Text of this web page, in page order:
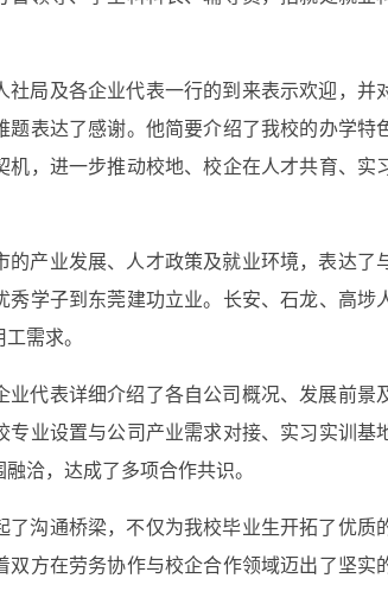
局及各企业代表一行的到来表示欢迎 ， 并
题表达了感谢。 他简要介绍了我校的办学特
，进一步推动校地、校企在人才共育、实
的产业发展、人才政策及就业环境，表达了
秀学子到东莞建功立业。长安、石龙、高埗
需求。
业代表详细介绍了各自公司概况、发展前景
专业设置与公司 产业需求对接、实习实训基
洽，达成了多项合作共识。
了沟通桥梁，不仅为我校毕业生开拓了优质
方在劳务协作与校企合作领域迈出了坚实